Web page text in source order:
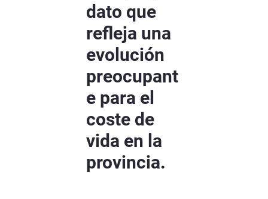
dato que
refleja una
evolución
preocupant
e para el
coste de
vida en la
provincia.